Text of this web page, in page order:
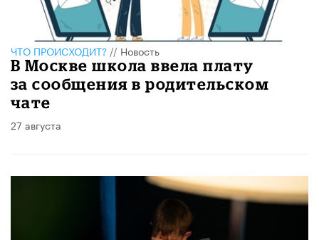
ЧТО ПРОИСХОДИТ? // Новость
В Москве школа ввела плату
за сообщения в родительском
чате
27 августа